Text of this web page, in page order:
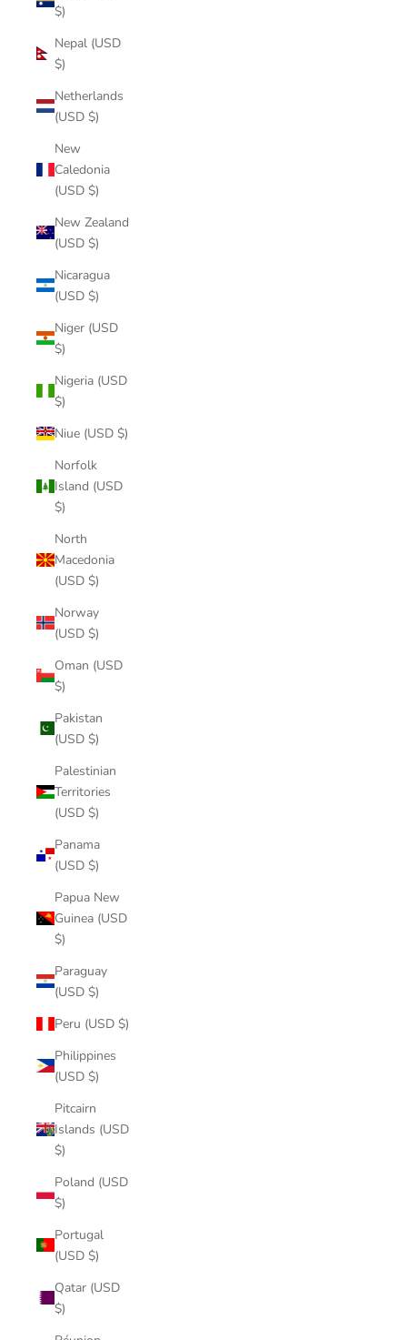
$)
Nepal (USD
$)
Netherlands
(USD $)
New
Caledonia
(USD $)
New Zealand
(USD $)
Nicaragua
(USD $)
Niger (USD
$)
Nigeria (USD
$)
Niue (USD $)
Norfolk
Island (USD
$)
North
Macedonia
(USD $)
Norway
(USD $)
Oman (USD
$)
Pakistan
(USD $)
Palestinian
Territories
(USD $)
Panama
(USD $)
Papua New
Guinea (USD
$)
Paraguay
(USD $)
Peru (USD $)
Philippines
(USD $)
Pitcairn
Islands (USD
$)
Poland (USD
$)
Portugal
(USD $)
Qatar (USD
$)